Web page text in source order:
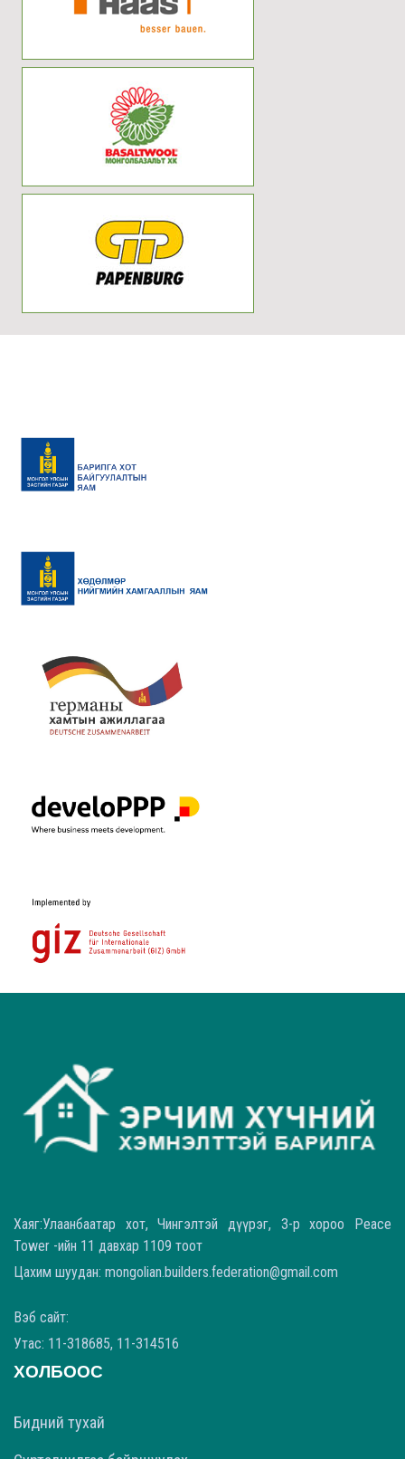
Хаяг:Улаанбаатар хот, Чингэлтэй дүүрэг, 3-р хороо Peace
Tower -ийн 11 давхар 1109 тоот
Цахим шуудан: mongolian.builders.federation@gmail.com
Вэб сайт:
Утас: 11-318685, 11-314516
ХОЛБООС
Бидний тухай